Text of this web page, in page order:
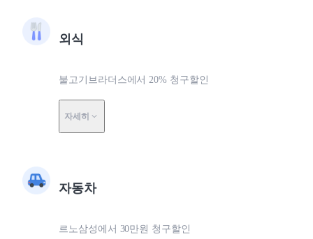
외식
불고기브라더스에서 20% 청구할인
자세히
자동차
르노삼성에서 30만원 청구할인